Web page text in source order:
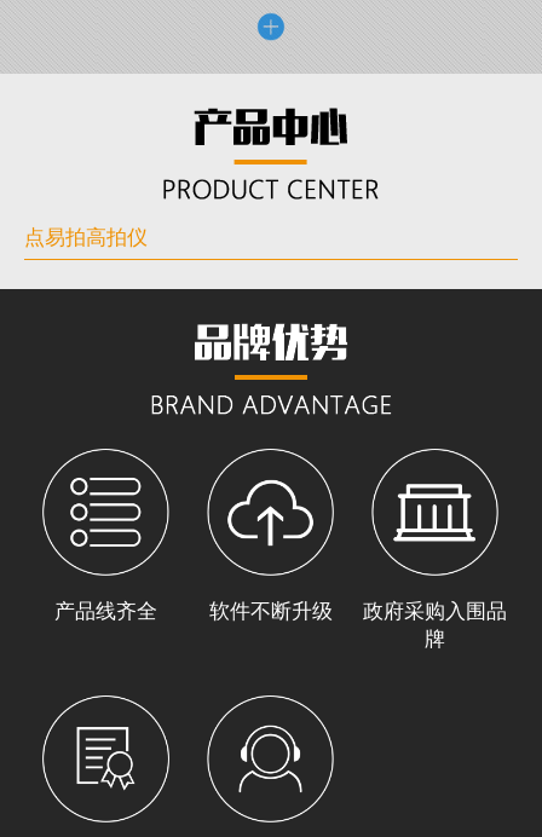
点易拍高拍仪
产品线齐全 软件不断升级
政府采购入围品
牌